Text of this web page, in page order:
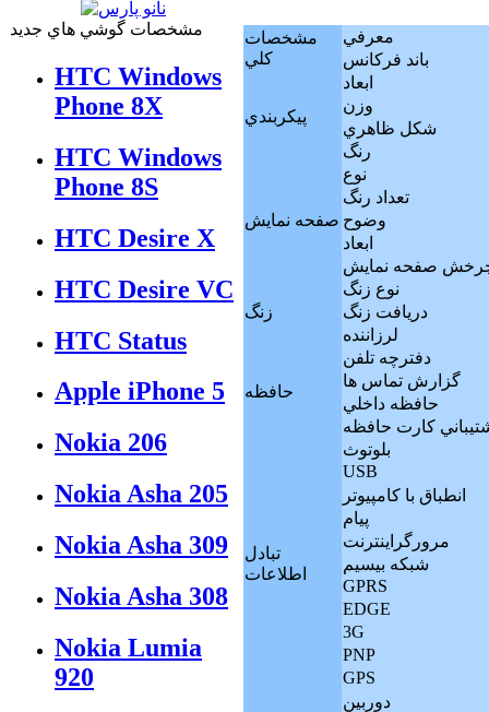
مشخصات گوشي هاي جديد
HTC Windows
Phone 8X
HTC Windows
Phone 8S
HTC Desire X
HTC Desire VC
HTC Status
Apple iPhone 5
Nokia 206
Nokia Asha 205
Nokia Asha 309
Nokia Asha 308
Nokia Lumia
920
مشخصات
كلي
معرفي
باند فرکانس
پيکربندي
ابعاد
وزن
شکل ظاهري
رنگ
صفحه نمايش
نوع
تعداد رنگ
وضوح
ابعاد
صفحه نمايش
زنگ
نوع زنگ
دريافت زنگ
لرزاننده
حافظه
دفترچه تلفن
گزارش تماس ها
حافظه داخلي
کارت حافظه
تبادل
اطلاعات
بلوتوث
USB
انطباق با کامپيوتر
پيام
مرورگراينترنت
شبکه بيسيم
GPRS
EDGE
3G
PNP
GPS
دوربين